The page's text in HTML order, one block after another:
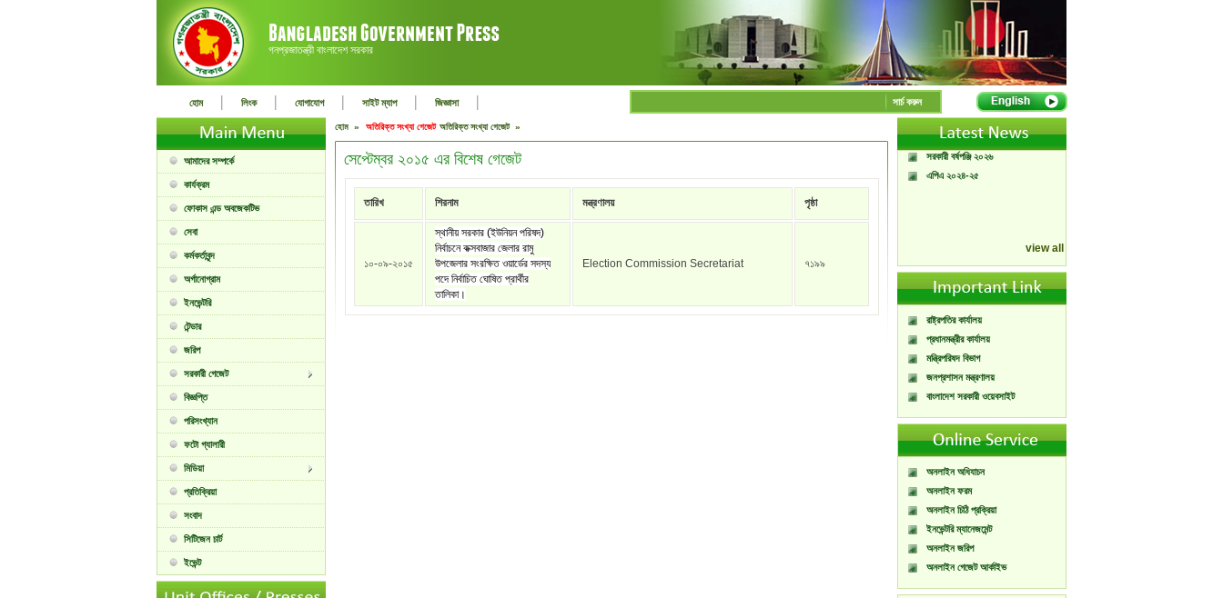
গনপ্রজাতন্ত্রী বাংলাদেশ সরকার
হোম | লিংক | যোগাযোগ | সাইট ম্যাপ | জিজ্ঞাসা | সার্চ করুন
আমাদের সম্পর্কে
কার্যক্রম
ফোকাস এন্ড অবজেকটিভ
সেবা
কর্মকর্তাবৃন্দ
অর্গানোগ্রাম
ইনভেন্টরি
টেন্ডার
জরিপ
সরকারী গেজেট
বিজ্ঞপ্তি
পরিসংখ্যান
ফটো গ্যালারী
মিডিয়া
প্রতিক্রিয়া
সংবাদ
সিটিজেন চার্ট
ইভেন্ট
হোম » অতিরিক্ত সংখ্যা গেজেট অতিরিক্ত সংখ্যা গেজেট »
সেপ্টেম্বর ২০১৫ এর বিশেষ গেজেট
তারিখ শিরনাম মন্ত্রণালয় পৃষ্ঠা
১০-০৯-২০১৫
স্থানীয় সরকার (ইউনিয়ন পরিষদ)
নির্বাচনে কক্সবাজার জেলার রামু
উপজেলার সংরক্ষিত ওয়ার্ডের সদস্য
পদে নির্বাচিত ঘোষিত প্রার্থীর
তালিকা।
Election Commission Secretariat ৭১৯৯
A Handbook of
Government Press
Citizen Charter of
Bangladesh Government
Press
সরকারী বর্ষপঞ্জি ২০২৬
এপিএ ২০২৪-২৫
view all
রাষ্ট্রপতির কার্যালয়
প্রধানমন্ত্রীর কার্যালয়
মন্ত্রিপরিষদ বিভাগ
জনপ্রশাসন মন্ত্রণালয়
বাংলাদেশ সরকারী ওয়েবসাইট
অনলাইন অধিযাচন
অনলাইন ফরম
অনলাইন চিঠি প্রক্রিয়া
ইনভেন্টরি ম্যানেজমেন্ট
অনলাইন জরিপ
অনলাইন গেজেট আর্কাইভ